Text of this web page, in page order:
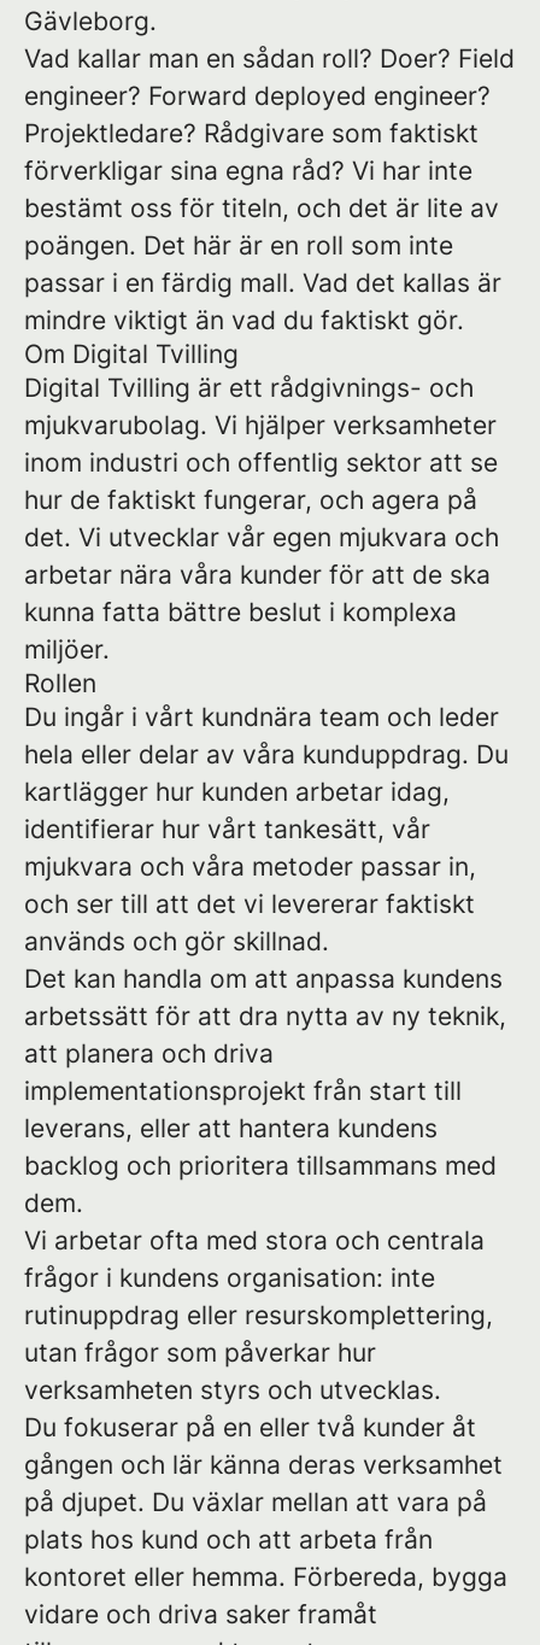
Gävleborg.
Vad kallar man en sådan roll? Doer? Field
engineer? Forward deployed engineer?
Projektledare? Rådgivare som faktiskt
förverkligar sina egna råd? Vi har inte
bestämt oss för titeln, och det är lite av
poängen. Det här är en roll som inte
passar i en färdig mall. Vad det kallas är
mindre viktigt än vad du faktiskt gör.
Om Digital Tvilling
Digital Tvilling är ett rådgivnings- och
mjukvarubolag. Vi hjälper verksamheter
inom industri och offentlig sektor att se
hur de faktiskt fungerar, och agera på
det. Vi utvecklar vår egen mjukvara och
arbetar nära våra kunder för att de ska
kunna fatta bättre beslut i komplexa
miljöer.
Rollen
Du ingår i vårt kundnära team och leder
hela eller delar av våra kunduppdrag. Du
kartlägger hur kunden arbetar idag,
identifierar hur vårt tankesätt, vår
mjukvara och våra metoder passar in,
och ser till att det vi levererar faktiskt
används och gör skillnad.
Det kan handla om att anpassa kundens
arbetssätt för att dra nytta av ny teknik,
att planera och driva
implementationsprojekt från start till
leverans, eller att hantera kundens
backlog och prioritera tillsammans med
dem.
Vi arbetar ofta med stora och centrala
frågor i kundens organisation: inte
rutinuppdrag eller resurskomplettering,
utan frågor som påverkar hur
verksamheten styrs och utvecklas.
Du fokuserar på en eller två kunder åt
gången och lär känna deras verksamhet
på djupet. Du växlar mellan att vara på
plats hos kund och att arbeta från
kontoret eller hemma. Förbereda, bygga
vidare och driva saker framåt